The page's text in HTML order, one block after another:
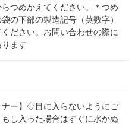
つめかえてください。＊つめ
の下部の製造記号（英数字）
ださい。お問い合わせの際に
ます
ナー】◇目に入らないようにご
し入った場合はすぐに水かぬ